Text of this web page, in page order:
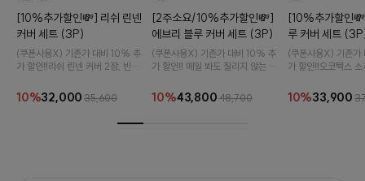
[10%추가할인💸] 리쉬 린넨
커버 세트 (3P)
(쿠폰사용X) 기존가 대비 10% 추
가 할인‼️리쉬 린넨 커버 2장, 빈티
조합 선택이 가능한 쿠션세트입니
다.
10%32,000 35,600
[2주소요/10%추가할인💸]
에브리 블루 커버 세트 (3P)
(쿠폰사용X) 기존가 대비 10% 추
가 할인‼️ 매일 봐도 질리지 않는 블
한 공간을 완성해 보세요 :)
10%43,800 48,700
[10%추가할인
루 커버 세트
(쿠폰사용X) 기존
가 할인‼️오코텍스
의 실패없는 쿠션 조
10%33,900